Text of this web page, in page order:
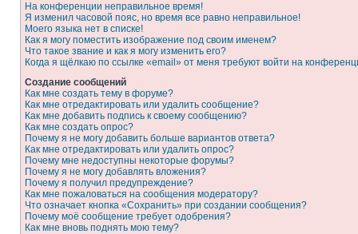
На конференции неправильное время!
Я изменил часовой пояс, но время все равно неправильное!
Моего языка нет в списке!
Как я могу поместить изображение под своим именем?
Что такое звание и как я могу изменить его?
Когда я щёлкаю по ссылке «email» от меня требуют войти на
Создание сообщений
Как мне создать тему в форуме?
Как мне отредактировать или удалить сообщение?
Как мне добавить подпись к своему сообщению?
Как мне создать опрос?
Почему я не могу добавить больше вариантов ответа?
Как мне отредактировать или удалить опрос?
Почему мне недоступны некоторые форумы?
Почему я не могу добавлять вложения?
Почему я получил предупреждение?
Как мне пожаловаться на сообщения модератору?
Что означает кнопка «Сохранить» при создании сообщения?
Почему моё сообщение требует одобрения?
Как мне вновь поднять мою тему?